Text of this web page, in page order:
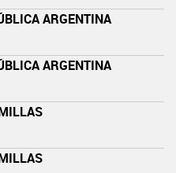
ARGENTINA
ARGENTINA